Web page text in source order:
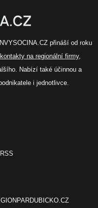
přináší od roku
kontakty na regionální firmy,
Nabízí také účinnou a
i jednotlivce.
RSS